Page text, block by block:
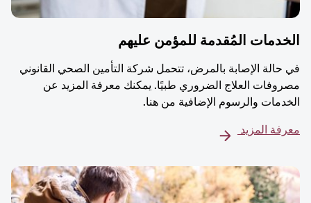
المُقدمة للمؤمن عليهم
الإصابة بالمرض، تتحمل شركة التأمين الصحي القانوني
العلاج الضروري طبيًا. يمكنك معرفة المزيد عن
والرسوم الإضافية من هنا.
المزيد